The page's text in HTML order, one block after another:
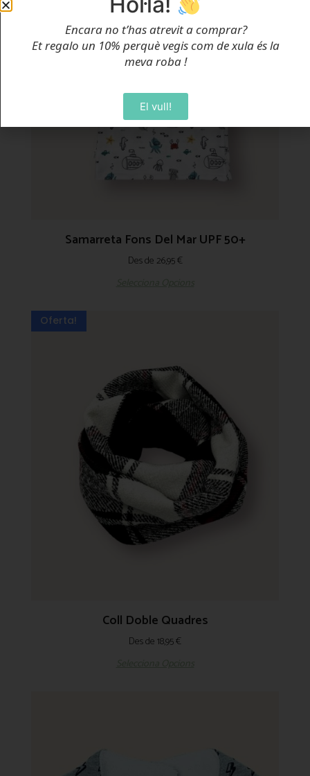
Samarreta Fons Del Mar UPF 50+
Des de 26,95€
Oferta!
Coll Doble Quadres
Des de18,95€
Encara no t’has atrevit a comprar?
Et regalo un 10% perquè vegis com de xula és la
meva roba!
El vull!